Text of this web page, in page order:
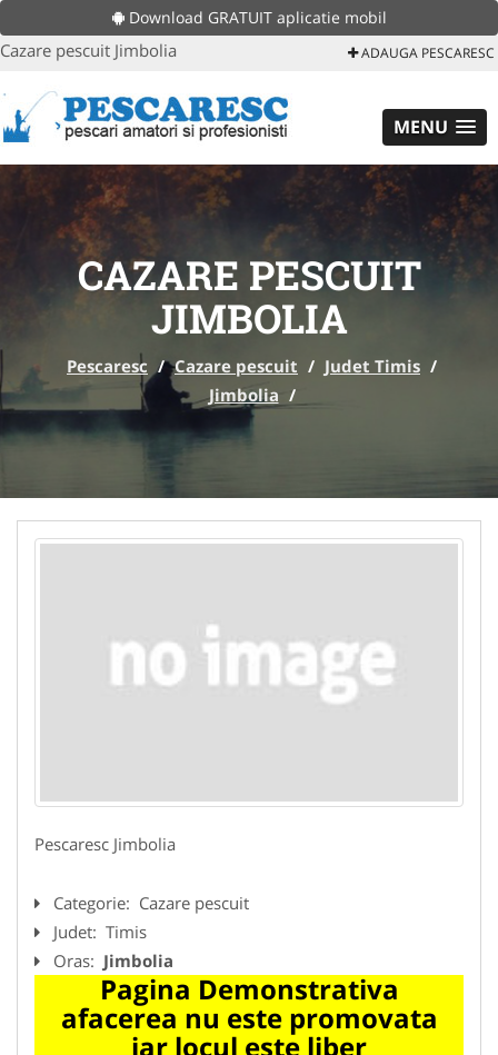
Download GRATUIT aplicatie mobil
Cazare pescuit Jimbolia ADAUGA PESCARESC
MENU
CAZARE PESCUIT
JIMBOLIA
Pescaresc / Cazare pescuit / Judet Timis /
Jimbolia /
Pescaresc Jimbolia
Categorie: Cazare pescuit
Judet: Timis
Oras: Jimbolia
Pagina Demonstrativa
afacerea nu este promovata
iar locul este liber